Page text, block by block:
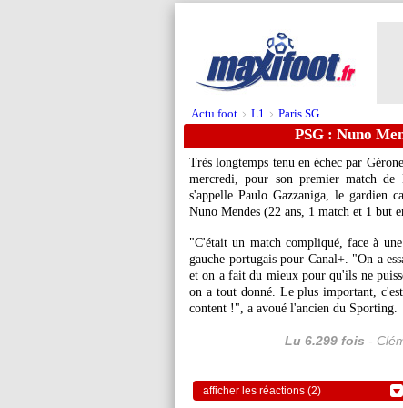
Actu foot > L1 > Paris SG
PSG : Nuno
Très longtemps tenu en échec par
mercredi, pour son premier match
s'appelle Paulo Gazzaniga, le gardien
Nuno Mendes (22 ans, 1 match et 1 but
"C'était un match compliqué, face à
gauche portugais pour Canal+. "On a
et on a fait du mieux pour qu'ils ne
on a tout donné. Le plus important,
content !", a avoué l'ancien du Sporting.
Lu 6.299 fois -
afficher les réactions (2)